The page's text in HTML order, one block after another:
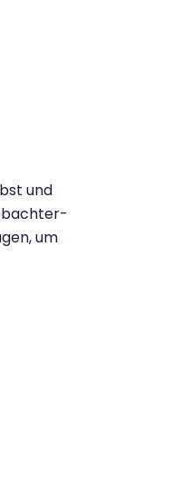
und
um